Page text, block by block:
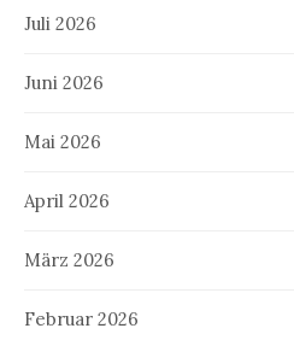
Juli 2026
Juni 2026
Mai 2026
April 2026
März 2026
Februar 2026